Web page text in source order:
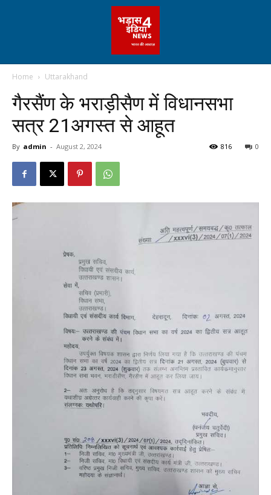
Home Uttarakhand
गैरसैंण के भराड़ीसैण में विधानसभा
सत्र 21अगस्त से आहूत
By admin - August 2, 2024 0
816